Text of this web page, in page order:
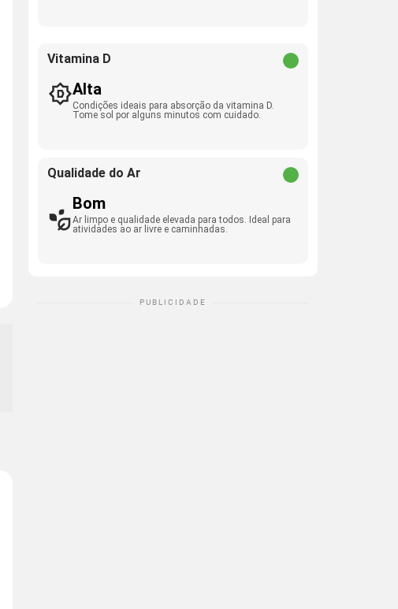
Vitamina D
Alta
Condições ideais para absorção da vitamina D.
Tome sol por alguns minutos com cuidado.
Qualidade do Ar
Bom
Ar limpo e qualidade elevada para todos. Ideal para
atividades ao ar livre e caminhadas.